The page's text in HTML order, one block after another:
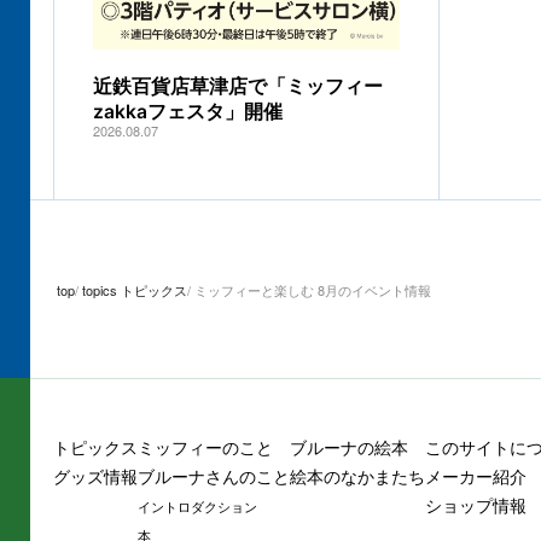
近鉄百貨店草津店で「ミッフィー
zakkaフェスタ」開催
2026.08.07
top topics トピックス ミッフィーと楽しむ 8月のイベント情報
トピックス
グッズ情報
ミッフィーのこと
ブルーナさんのこと
イントロダクション
本
ブルーナの絵本
絵本のなかまたち
このサイトに
メーカー紹介
ショップ情報